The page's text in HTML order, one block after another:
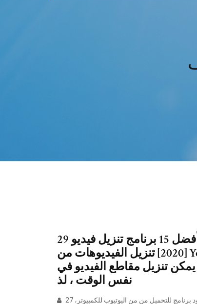
29 حزيران (يونيو) 2020 أفضل 15 برنامج تنزيل فيديو YouTube للكمبيوتر
[2020] تنزيل الفيديوهات من YouTube إلى mp4 هي أنه يدعم تنزيل مقاطع
يمكن تنزيل مقاطع الفيديو في
نفس الوقت ، لذ
27 أيلول (سبتمبر) 2020 من أكثر الأشياء التي يريدها المستخدم للإنترنت هو وجود برنامج للتحميل من من اليوتيوب للكمبيوتر،